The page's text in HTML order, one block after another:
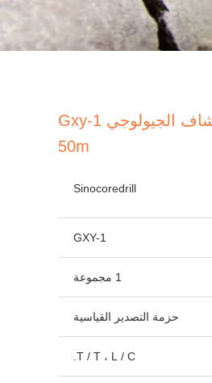
جهاز حفر الاستكشاف الجيولوجي Gxy-1
50m
Sinocoredrill
GXY-1
1 مجموعة
حزمة التصدير القياسية
T / T ، L / C.